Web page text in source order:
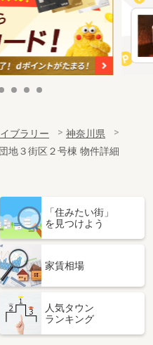
ブラリー
神奈川県
地３街区２号棟 物件詳細
「住みたい街」
を見つけよう
家賃相場
人気タウン
ランキング